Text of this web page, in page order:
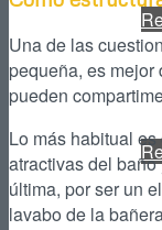
Una de las
pequeña, es
pueden
Lo más habitual
atractivas del
última, por ser un
lavabo de la